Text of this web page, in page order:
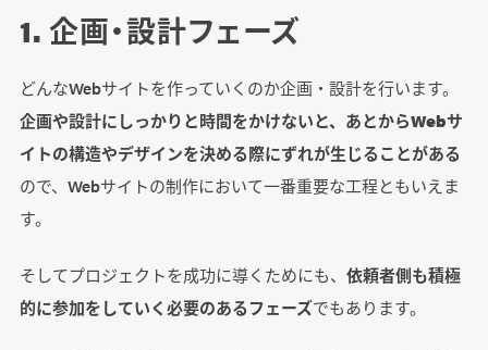
1. 企画・設計フェーズ
どんなWebサイトを作っていくのか企画・設計を行います。
企画や設計にしっかりと時間をかけないと、あとからWebサ
イトの構造やデザインを決める際にずれが生じることがある
ので、Webサイトの制作において一番重要な工程ともいえま
す。
そしてプロジェクトを成功に導くためにも、 依頼者側も積極
的に参加をしていく必要のあるフェーズでもあります。